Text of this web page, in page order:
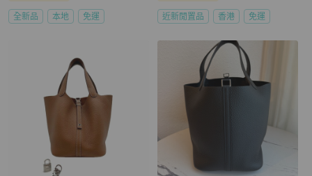
全新品 本地 免運 近新閒置品 香港 免運